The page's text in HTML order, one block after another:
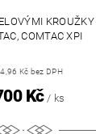
KROUŽKY
COMTAC XPI
Kč bez DPH
Kč / ks